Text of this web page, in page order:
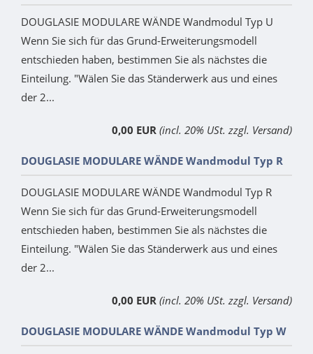
DOUGLASIE MODULARE WÄNDE Wandmodul Typ U
Wenn Sie sich für das Grund-Erweiterungsmodell
entschieden haben, bestimmen Sie als nächstes die
Einteilung. "Wälen Sie das Ständerwerk aus und eines
der 2...
0,00 EUR (incl. 20% USt. zzgl. Versand)
DOUGLASIE MODULARE WÄNDE Wandmodul Typ R
DOUGLASIE MODULARE WÄNDE Wandmodul Typ R
Wenn Sie sich für das Grund-Erweiterungsmodell
entschieden haben, bestimmen Sie als nächstes die
Einteilung. "Wälen Sie das Ständerwerk aus und eines
der 2...
0,00 EUR (incl. 20% USt. zzgl. Versand)
DOUGLASIE MODULARE WÄNDE Wandmodul Typ W